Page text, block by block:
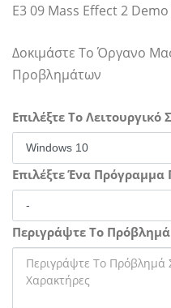
E3 09 Mass Effect 2
Δοκιμάστε Το Όργανο
Προβλημάτων
Επιλέξτε Το Λειτουργικό
Επιλέξτε Ένα Πρόγραμμα
Περιγράψτε Το